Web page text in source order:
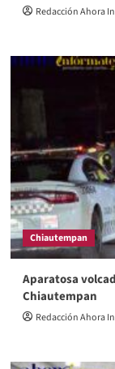
Redacción Ahora
Chiautempan
Aparatosa
Chiautempan
Redacción Ahora